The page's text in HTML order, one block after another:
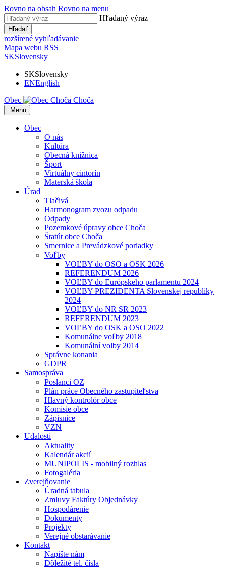
Rovno na obsah Rovno na menu
Hľadaný výraz
Hľadať
rozšírené vyhľadávanie
Mapa webu RSS
SKSlovensky
SKSlovensky
ENEnglish
Obec
Choča
Menu
Obec
O nás
Kultúra
Obecná knižnica
Šport
Virtuálny cintorín
Materská škola
Úrad
Tlačivá
Harmonogram zvozu odpadu
Odpady
Pozemkové úpravy obce Choča
Štatút obce Choča
Smernice a Prevádzkové poriadky
Voľby
VOĽBY do OSO a OSK 2026
REFERENDUM 2026
VOĽBY do Európskeho parlamentu 2024
VOĽBY PREZIDENTA Slovenskej republiky
2024
VOĽBY do NR SR 2023
REFERENDUM 2023
VOĽBY do OSK a OSO 2022
Komunálne voľby 2018
Komunální volby 2014
Správne konania
GDPR
Samospráva
Poslanci OZ
Plán práce Obecného zastupiteľstva
Hlavný kontrolór obce
Komisie obce
Zápisnice
VZN
Udalosti
Aktuality
Kalendár akcií
MUNIPOLIS - mobilný rozhlas
Fotogaléria
Zverejňovanie
Úradná tabula
Zmluvy Faktúry Objednávky
Hospodárenie
Dokumenty
Projekty
Verejné obstarávanie
Kontakt
Napište nám
Dôležité tel. čísla